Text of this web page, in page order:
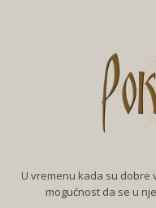
U vremenu kada su dobre
mogućnost da se u